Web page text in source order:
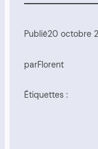
Publié20 octobre
parFlorent
Étiquettes :